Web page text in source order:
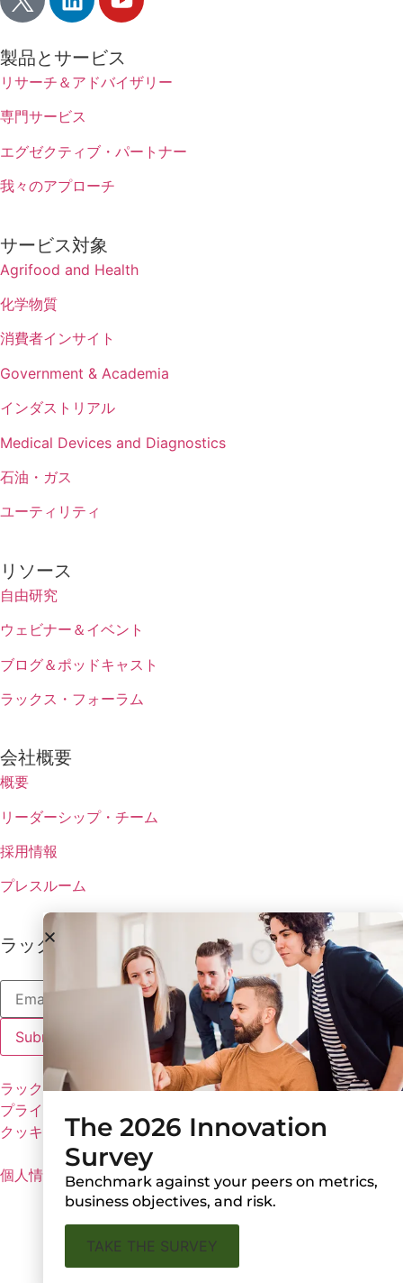
製品とサービス
リサーチ＆アドバイザリー
専門サービス
エグゼクティブ・パートナー
我々のアプローチ
サービス対象
Agrifood and Health
化学物質
消費者インサイト
Government & Academia
インダストリアル
Medical Devices and Diagnostics
石油・ガス
ユーティリティ
リソース
自由研究
ウェビナー＆イベント
ブログ＆ポッドキャスト
ラックス・フォーラム
会社概要
概要
リーダーシップ・チーム
採用情報
プレスルーム
ラックスの最新情報を受け取る
ラックスのポリシー
プライバシーポリシー
クッキーの設定
個人情報を共有しない
The 2026 Innovation
Survey
Benchmark against your peers on metrics,
business objectives, and risk.
TAKE THE SURVEY